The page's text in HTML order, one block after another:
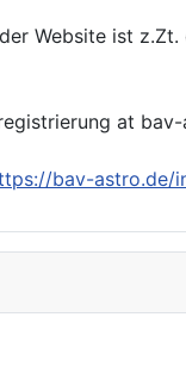
Website ist
at bav-
bav-astro.de/